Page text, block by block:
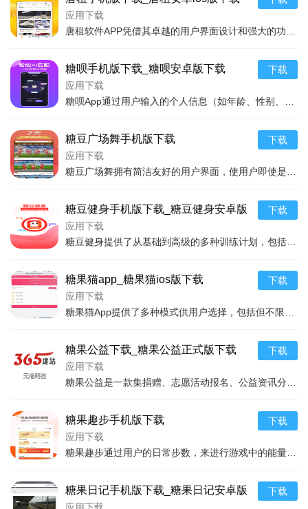
多的用户提供更优质的服务。
应用下载
糖呗手机版下载_糖呗安卓版下载
应用下载
下载
糖豆广场舞手机版下载
应用下载
下载
糖豆健身手机版下载_糖豆健身安卓版
下载
应用下载
下载
糖果猫app_糖果猫ios版下载
应用下载
下载
糖果公益下载_糖果公益正式版下载
应用下载
下载
糖果趣步手机版下载
应用下载
下载
糖果日记手机版下载_糖果日记安卓版
下载